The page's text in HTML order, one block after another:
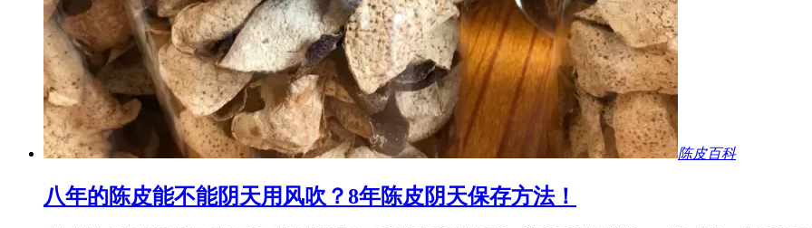
陈皮百科
八年的陈皮能不能阴天用风吹？8年陈皮阴天保存方法！